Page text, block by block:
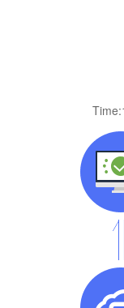
Time: